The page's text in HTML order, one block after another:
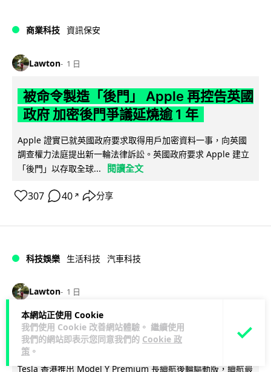
本網站正使用 Cookie
我們使用 Cookie 改善網站體驗。 繼續使用
我們的網站即表示您同意我們的 Cookie 政
策 。
商業科技 資訊保安
Lawton 1 日
被命令製造「後門」 Apple 再控告英國
政府 加密後門爭議延燒逾 1 年
Apple 證實已就英國政府要求取得用戶加密資料一事，向英國
調查權力法庭提出新一輪法律訴訟。英國政府要求 Apple 建立
「後門」以存取全球...
閱讀全文
307 40 ↗ 分享
科技娛樂 生活科技 汽車科技
Lawton 1 日
Tesla Model Y 長續航後驅版抵港
YOHO MALL 率先試駕
Tesla 香港推出 Model Y Premium 長續航後輪驅動版，續航最